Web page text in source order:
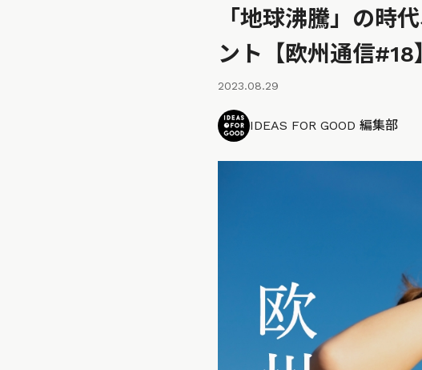
「地球沸騰」の時
ント【欧州通信#18
2023.08.29
IDEAS FOR GOOD 編集部